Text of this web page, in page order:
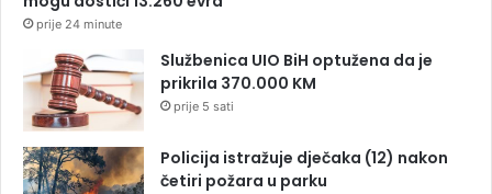
prije 24 minute
Službenica UIO BiH optužena da je
prikrila 370.000 KM
prije 5 sati
Policija istražuje dječaka (12) nakon
četiri požara u parku